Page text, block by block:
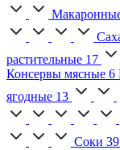
растительные 17
Консервы мясные 6
ягодные 13
Соки 39